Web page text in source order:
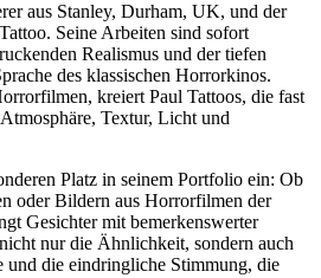
aus Stanley, Durham, UK, und der
Seine Arbeiten sind sofort
Realismus und der tiefen
des klassischen Horrorkinos.
kreiert Paul Tattoos, die fast
Textur, Licht und
Platz in seinem Portfolio ein: Ob
oder Bildern aus Horrorfilmen der
Gesichter mit bemerkenswerter
nur die Ähnlichkeit, sondern auch
und die eindringliche Stimmung, die